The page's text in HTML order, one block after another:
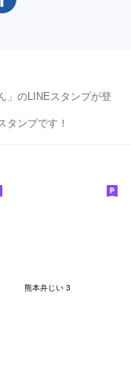
」のLINEスタンプが登
タンプです！
熊本弁じい 3